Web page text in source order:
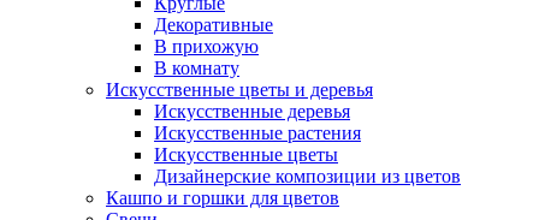
Декоративные
В прихожую
В комнату
Искусственные цветы и деревья
Искусственные деревья
Искусственные растения
Искусственные цветы
Дизайнерские композиции из цветов
Кашпо и горшки для цветов